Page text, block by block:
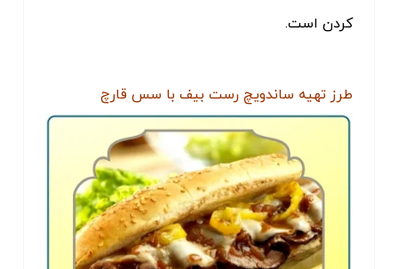
کردن است.
طرز تهیه ساندویچ رست بیف با سس قارچ